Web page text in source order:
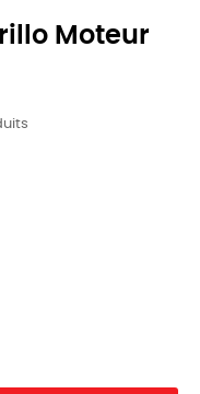
Moteur